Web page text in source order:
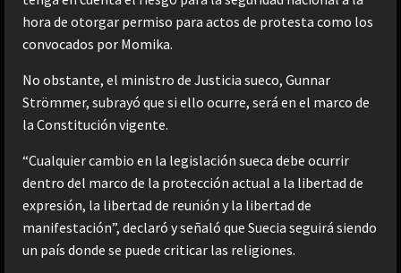
hora de otorgar permiso para actos de protesta como los
convocados por Momika.
No obstante, el ministro de Justicia sueco, Gunnar
Strömmer, subrayó que si ello ocurre, será en el marco de
la Constitución vigente.
“Cualquier cambio en la legislación sueca debe ocurrir
dentro del marco de la protección actual a la libertad de
expresión, la libertad de reunión y la libertad de
manifestación”, declaró y señaló que Suecia seguirá siendo
un país donde se puede criticar las religiones.